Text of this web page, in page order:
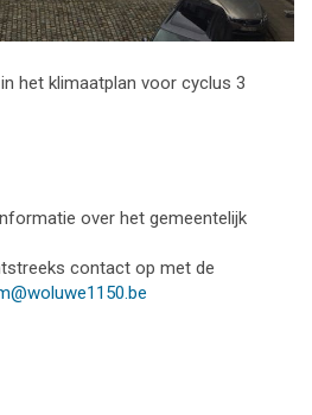
het klimaatplan voor cyclus 3
over het gemeentelijk
contact op met de